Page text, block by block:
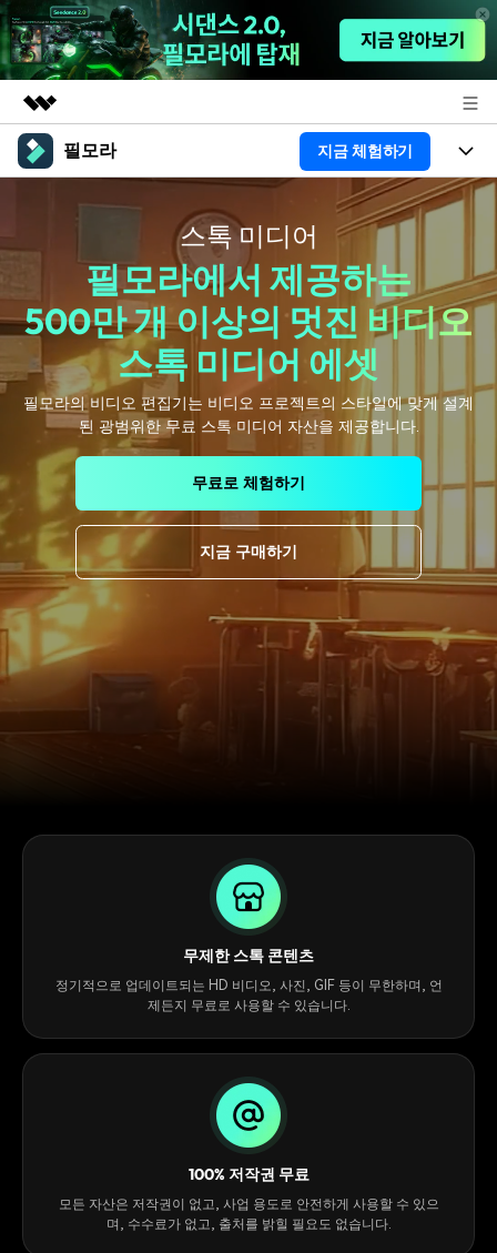
주요 제품
개요
회사 소개
뉴스룸
플랜 및 가격
도움말 센터
필모라 지금 체험하기
플랫폼
AI 기능 HOT
AI 꿀팁
영상 편집 자료실
동영상 편집하기
도움말 센터
고객 지원
핫한 콘텐츠
필모라 정보
더 알아보기
기타 콘텐츠
가격 로그인
검색
스톡 미디어
필모라에서 제공하는
500만 개 이상의 멋진 비디오
스톡 미디어 에셋
필모라의 비디오 편집기는 비디오 프로젝트의 스타일에 맞게 설계
된 광범위한 무료 스톡 미디어 자산을 제공합니다.
무료로 체험하기
지금 구매하기
무제한 스톡 콘텐츠
정기적으로 업데이트되는 HD 비디오, 사진, GIF 등이 무한하며, 언
제든지 무료로 사용할 수 있습니다.
100% 저작권 무료
모든 자산은 저작권이 없고, 사업 용도로 안전하게 사용할 수 있으
며, 수수료가 없고, 출처를 밝힐 필요도 없습니다.